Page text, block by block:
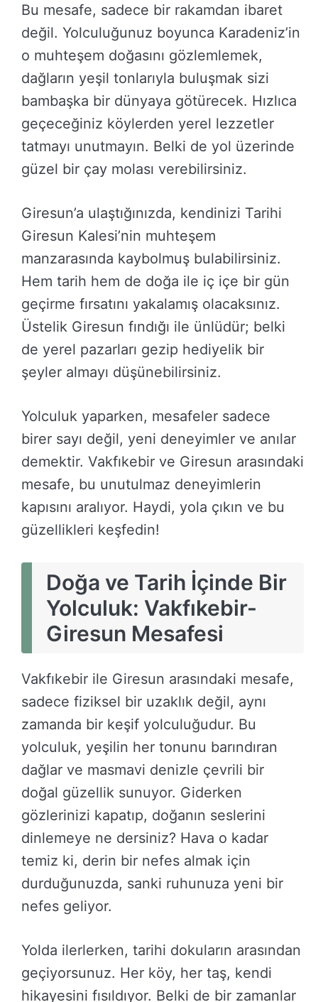
Bu mesafe, sadece bir rakamdan ibaret
değil. Yolculuğunuz boyunca Karadeniz’in
o muhteşem doğasını gözlemlemek,
dağların yeşil tonlarıyla buluşmak sizi
bambaşka bir dünyaya götürecek. Hızlıca
geçeceğiniz köylerden yerel lezzetler
tatmayı unutmayın. Belki de yol üzerinde
güzel bir çay molası verebilirsiniz.
Giresun’a ulaştığınızda, kendinizi Tarihi
Giresun Kalesi’nin muhteşem
manzarasında kaybolmuş bulabilirsiniz.
Hem tarih hem de doğa ile iç içe bir gün
geçirme fırsatını yakalamış olacaksınız.
Üstelik Giresun fındığı ile ünlüdür; belki
de yerel pazarları gezip hediyelik bir
şeyler almayı düşünebilirsiniz.
Yolculuk yaparken, mesafeler sadece
birer sayı değil, yeni deneyimler ve anılar
demektir. Vakfıkebir ve Giresun arasındaki
mesafe, bu unutulmaz deneyimlerin
kapısını aralıyor. Haydi, yola çıkın ve bu
güzellikleri keşfedin!
Doğa ve Tarih İçinde Bir
Yolculuk: Vakfıkebir-
Giresun Mesafesi
Vakfıkebir ile Giresun arasındaki mesafe,
sadece fiziksel bir uzaklık değil, aynı
zamanda bir keşif yolculuğudur. Bu
yolculuk, yeşilin her tonunu barındıran
dağlar ve masmavi denizle çevrili bir
doğal güzellik sunuyor. Giderken
gözlerinizi kapatıp, doğanın seslerini
dinlemeye ne dersiniz? Hava o kadar
temiz ki, derin bir nefes almak için
durduğunuzda, sanki ruhunuza yeni bir
nefes geliyor.
Yolda ilerlerken, tarihi dokuların arasından
geçiyorsunuz. Her köy, her taş, kendi
hikayesini fısıldıyor. Belki de bir zamanlar